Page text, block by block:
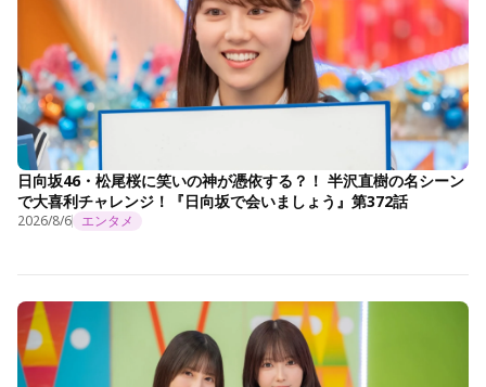
日向坂46・松尾桜に笑いの神が憑依する？！ 半沢直樹の名シーン
で大喜利チャレンジ！『日向坂で会いましょう』第372話
2026/8/6 エンタメ